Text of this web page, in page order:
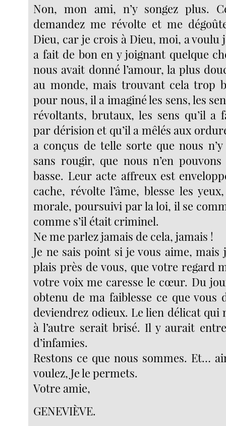
Non, mon ami, n’y songez plus.
demandez me révolte et me
Dieu, car je crois à Dieu, moi, a voulu
a fait de bon en y joignant quelque
nous avait donné l’amour, la plus
au monde, mais trouvant cela trop
pour nous, il a imaginé les sens, les
révoltants, brutaux, les sens qu’il a
par dérision et qu’il a mêlés aux
a conçus de telle sorte que nous
sans rougir, que nous n’en
basse. Leur acte affreux est
cache, révolte l’âme, blesse les
morale, poursuivi par la loi, il se
comme s’il était criminel.
Ne me parlez jamais de cela, jamais !
Je ne sais point si je vous aime, mais
plais près de vous, que votre regard
votre voix me caresse le cœur. Du
obtenu de ma faiblesse ce que vous
deviendrez odieux. Le lien délicat qui
à l’autre serait brisé. Il y aurait
d’infamies.
Restons ce que nous sommes. Et…
voulez, Je le permets.
Votre amie,
GENEVIÈVE.